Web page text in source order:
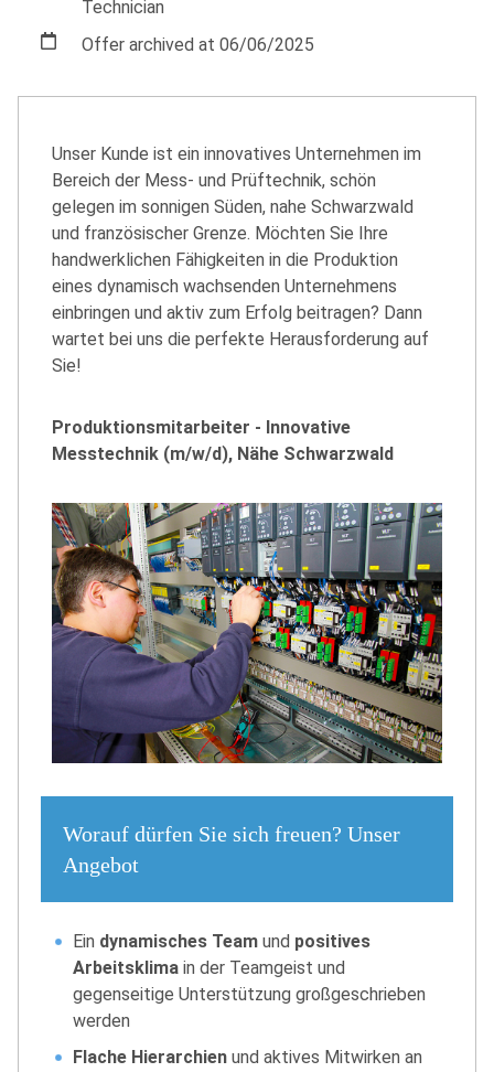
Technician
Offer archived at 06/06/2025
Unser Kunde ist ein innovatives Unternehmen im
Bereich der Mess- und Prüftechnik, schön
gelegen im sonnigen Süden, nahe Schwarzwald
und französischer Grenze. Möchten Sie Ihre
handwerklichen Fähigkeiten in die Produktion
eines dynamisch wachsenden Unternehmens
einbringen und aktiv zum Erfolg beitragen? Dann
wartet bei uns die perfekte Herausforderung auf
Sie!
Produktionsmitarbeiter - Innovative
Messtechnik (m/w/d), Nähe Schwarzwald
Worauf dürfen Sie sich freuen? Unser
Angebot
Ein dynamisches Team und positives
Arbeitsklima in der Teamgeist und
gegenseitige Unterstützung großgeschrieben
werden
Flache Hierarchien und aktives Mitwirken an